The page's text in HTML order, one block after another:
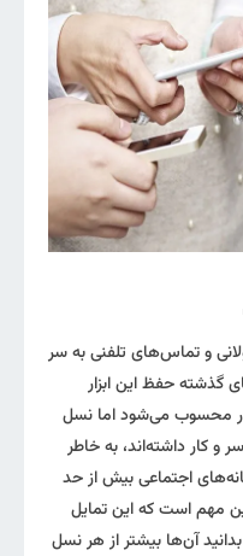
و تماس‌های تلفنی به سر
گذشته حفظ این ابزار
محسوب می‌شود اما نسل‌
و کار داشته‌اند، به خاطر
اجتماعی بیش‌ از حد
مهم است که این تمایل
آن‌ها بیشتر از هر نسل